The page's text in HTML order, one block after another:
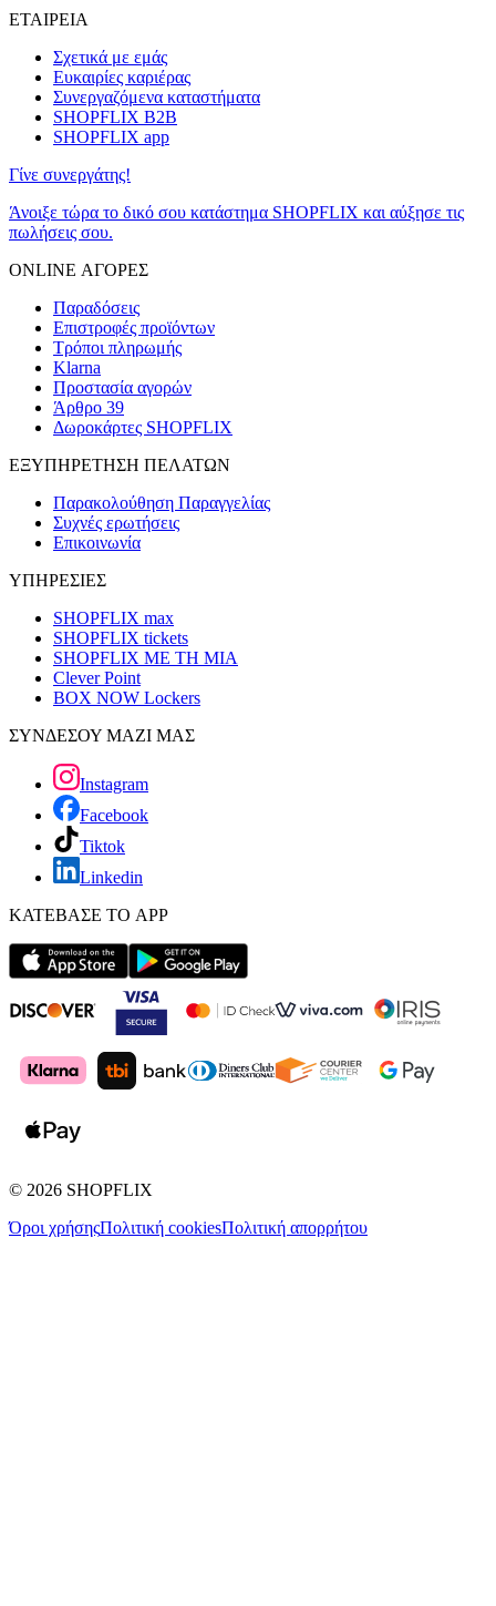
ΕΤΑΙΡΕΙΑ
Σχετικά με εμάς
Ευκαιρίες καριέρας
Συνεργαζόμενα καταστήματα
SHOPFLIX B2B
SHOPFLIX app
Γίνε συνεργάτης!
Άνοιξε τώρα το δικό σου κατάστημα SHOPFLIX και αύξησε τις
πωλήσεις σου.
ONLINE ΑΓΟΡΕΣ
Παραδόσεις
Επιστροφές προϊόντων
Τρόποι πληρωμής
Klarna
Προστασία αγορών
Άρθρο 39
Δωροκάρτες SHOPFLIX
ΕΞΥΠΗΡΕΤΗΣΗ ΠΕΛΑΤΩΝ
Παρακολούθηση Παραγγελίας
Συχνές ερωτήσεις
Επικοινωνία
ΥΠΗΡΕΣΙΕΣ
SHOPFLIX max
SHOPFLIX tickets
SHOPFLIX ΜΕ ΤΗ ΜΙΑ
Clever Point
BOX NOW Lockers
ΣΥΝΔΕΣΟΥ ΜΑΖΙ ΜΑΣ
Instagram
Facebook
Tiktok
Linkedin
ΚΑΤΕΒΑΣΕ ΤΟ APP
© 2026 SHOPFLIX
Όροι χρήσηςΠολιτική cookiesΠολιτική απορρήτου